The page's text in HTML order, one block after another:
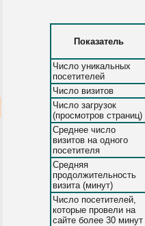
Показатель
Число уникальных
посетителей
Число визитов
Число загрузок
(просмотров страниц)
Среднее число
визитов на одного
посетителя
Средняя
продолжительность
визита (минут)
Число посетителей,
которые провели на
сайте более 30 минут